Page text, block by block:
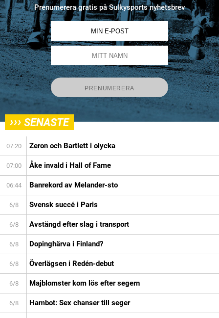
Prenumerera gratis på Sulkysports nyhetsbrev
››› SENASTE
07:20 Zeron och Bartlett i olycka
07:00 Åke invald i Hall of Fame
06:44 Banrekord av Melander-sto
6/8 Svensk succé i Paris
6/8 Avstängd efter slag i transport
6/8 Dopinghärva i Finland?
6/8 Överlägsen i Redén-debut
6/8 Majblomster kom lös efter segern
6/8 Hambot: Sex chanser till seger